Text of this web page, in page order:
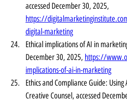
accessed December 30, 2025,
https://
digital-marketing
Ethical implications of AI in
December 30, 2025, https://
implications-of-ai-in-marketing
Ethics and Compliance Guide:
Creative Counsel, accessed